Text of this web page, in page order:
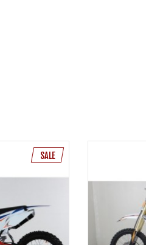
reforzado
810mm
de 450mm
SALE